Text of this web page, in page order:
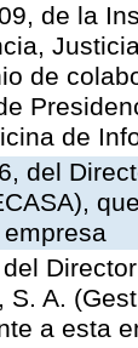
de la
de
de
del
S. A.
a esta